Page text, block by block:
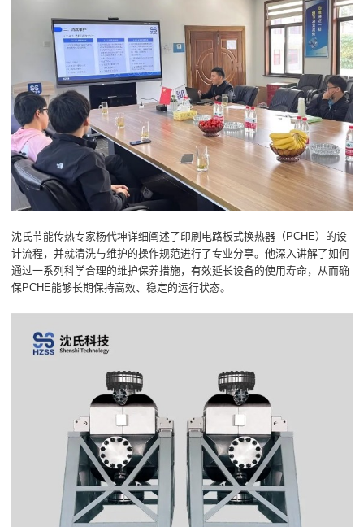
沈氏节能传热专家杨代坤详细阐述了印刷电路板式换热器（PCHE）的设
计流程，并就清洗与维护的操作规范进行了专业分享。他深入讲解了如何
通过一系列科学合理的维护保养措施，有效延长设备的使用寿命，从而确
保PCHE能够长期保持高效、稳定的运行状态。